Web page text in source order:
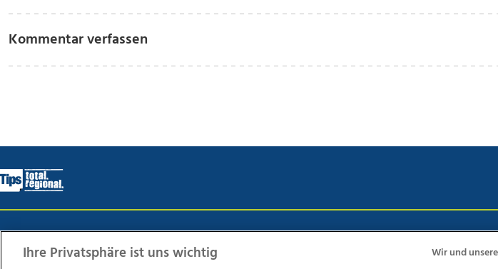
Kommentar verfassen
Ihre Privatsphäre ist uns wichtig Wir und